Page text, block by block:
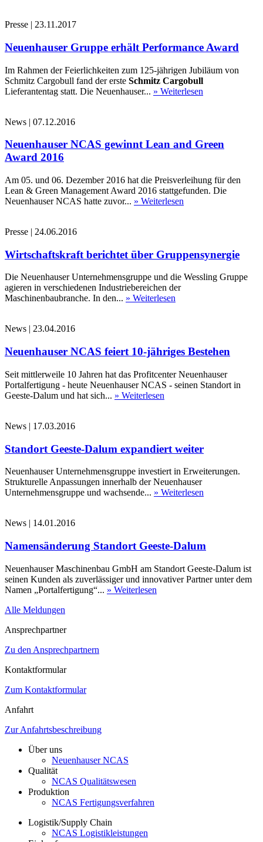
Presse | 23.11.2017
Neuenhauser Gruppe erhält Performance Award
Im Rahmen der Feierlichkeiten zum 125-jährigen Jubiläum von
Schmitz Cargobull fand der erste Schmitz Cargobull
Lieferantentag statt. Die Neuenhauser... » Weiterlesen
News | 07.12.2016
Neuenhauser NCAS gewinnt Lean and Green
Award 2016
Am 05. und 06. Dezember 2016 hat die Preisverleihung für den
Lean & Green Management Award 2016 stattgefunden. Die
Neuenhauser NCAS hatte zuvor... » Weiterlesen
Presse | 24.06.2016
Wirtschaftskraft berichtet über Gruppensynergie
Die Neuenhauser Unternehmensgruppe und die Wessling Gruppe
agieren in verschiedenen Industriebereichen der
Maschinenbaubranche. In den... » Weiterlesen
News 23.04.2016
Neuenhauser NCAS feiert 10-jähriges Bestehen
Seit mittlerweile 10 Jahren hat das Profitcenter Neuenhauser
Portalfertigung - heute Neuenhauser NCAS - seinen Standort in
Geeste-Dalum und hat sich... » Weiterlesen
News | 17.03.2016
Standort Geeste-Dalum expandiert weiter
Neuenhauser Unternehmensgruppe investiert in Erweiterungen.
Strukturelle Anpassungen innerhalb der Neuenhauser
Unternehmensgruppe und wachsende... » Weiterlesen
News | 14.01.2016
Namensänderung Standort Geeste-Dalum
Neuenhauser Maschinenbau GmbH am Standort Geeste-Dalum ist
seinen Kunden als zuverlässiger und innovativer Partner unter dem
Namen „Portalfertigung“... » Weiterlesen
Alle Meldungen
Ansprechpartner
Zu den Ansprechpartnern
Kontaktformular
Zum Kontaktformular
Anfahrt
Zur Anfahrtsbeschreibung
Über uns
Neuenhauser NCAS
Qualität
NCAS Qualitätswesen
Produktion
NCAS Fertigungsverfahren
Logistik/Supply Chain
NCAS Logistikleistungen